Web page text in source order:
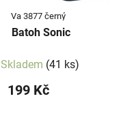
Va 3877 černý
Batoh Sonic
Skladem (41 ks)
199 Kč